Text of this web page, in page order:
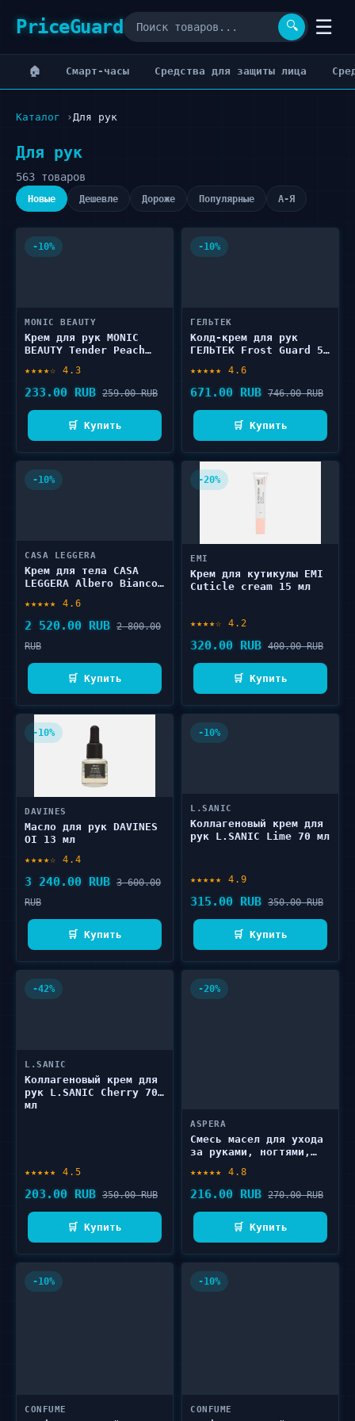
PriceGuard 🔍 ☰
🏠 Cмарт-часы Cредства для защиты лица
Каталог Для рук
Для рук
563 товаров
Новые Дешевле Дороже Популярные А-Я
-10%
MONIC BEAUTY
Крем для рук MONIC
BEAUTY Tender Peach
★★★★☆ 4.3
233.00 RUB 259.00 RUB
🛒 Купить
-10%
ГЕЛЬТЕК
Колд-крем для рук
ГЕЛЬТЕК Frost Guard 50
★★★★★ 4.6
671.00 RUB 746.00 RUB
🛒 Купить
-10%
CASA LEGGERA
Крем для тела CASA
LEGGERA Albero Bianco
★★★★★ 4.6
2 520.00 RUB 2 800.00
RUB
🛒 Купить
-20%
EMI
Крем для кутикулы EMI
Cuticle cream 15 мл
★★★★☆ 4.2
320.00 RUB 400.00 RUB
🛒 Купить
-10%
DAVINES
Масло для рук DAVINES
OI 13 мл
★★★★☆ 4.4
3 240.00 RUB 3 600.00
RUB
🛒 Купить
-10%
L.SANIC
Коллагеновый крем для
рук L.SANIC Lime 70 мл
★★★★★ 4.9
315.00 RUB 350.00 RUB
🛒 Купить
-42%
L.SANIC
Коллагеновый крем для
рук L.SANIC Cherry 70
мл
★★★★★ 4.5
203.00 RUB 350.00 RUB
🛒 Купить
-20%
ASPERA
Смесь масел для ухода
за руками, ногтями,
Витамин Е 10 мл
★★★★★ 4.8
216.00 RUB 270.00 RUB
🛒 Купить
-10%
CONFUME
-10%
CONFUME